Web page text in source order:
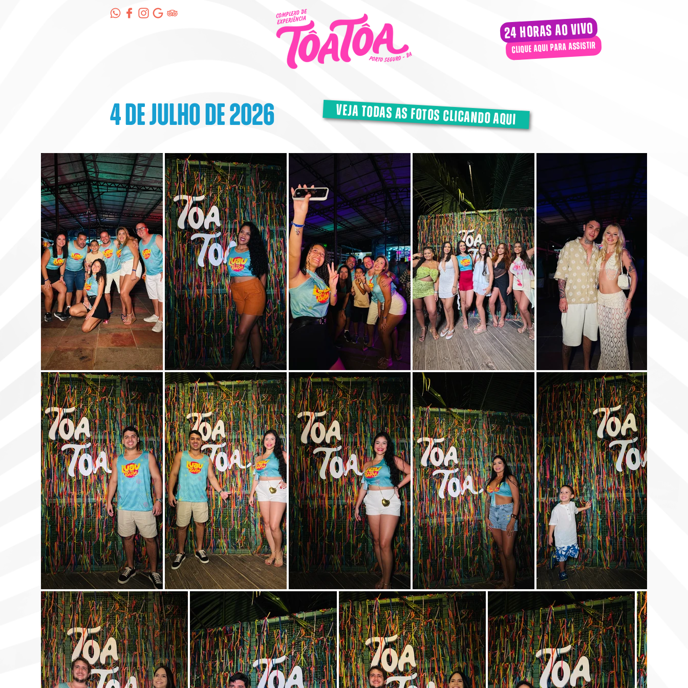
clique aqui para assistir
24 horas ao vivo
4 de julho de 2026 veja todas as fotos clicando aqui